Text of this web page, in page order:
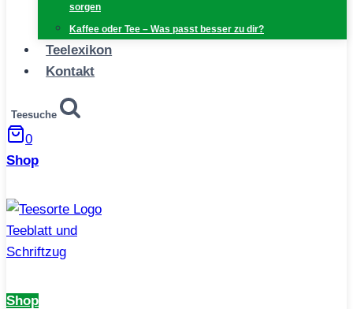
sorgen
Kaffee oder Tee – Was passt besser zu dir?
Teelexikon
Kontakt
Teesuche
0
Shop
Shop